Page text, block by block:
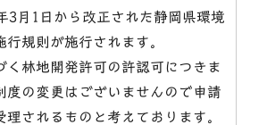
3月1日から改正された静岡県環境
行規則が施行されます。
林地開発許可の許認可につきま
度の変更はございませんので申請
理されるものと考えております。